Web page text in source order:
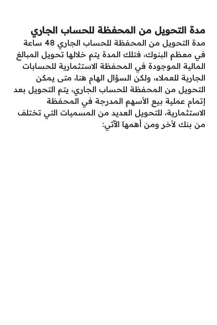
مدة التحويل من المحفظة للحساب الجاري
مدة التحويل من المحفظة للحساب الجاري 48 ساعة
في معظم البنوك، فتلك المدة يتم خلالها تحويل المبالغ
المالية الموجودة في المحفظة الاستثمارية للحسابات
الجارية للعملاء، ولكن السؤال الهام هنا، متى يمكن
التحويل من المحفظة للحساب الجاري، يتم التحويل بعد
إتمام عملية بيع الأسهم المدرجة في المحفظة
الاستثمارية، للتحويل العديد من المسميات التي تختلف
من بنك لأخر ومن أهمها الآتي: